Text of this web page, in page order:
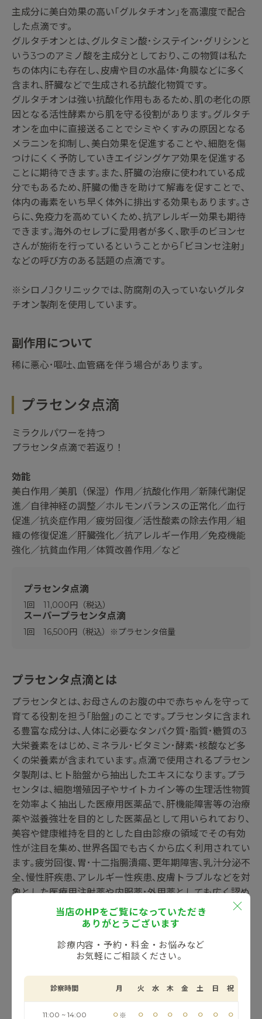
主成分に美白効果の高い｢グルタチオン｣を高濃度で配合
した点滴です｡
グルタチオンとは､グルタミン酸･システイン･グリシンと
いう3つのアミノ酸を主成分としており､この物質は私た
ちの体内にも存在し､皮膚や目の水晶体･角膜などに多く
含まれ､肝臓などで生成される抗酸化物質です｡
グルタチオンは強い抗酸化作用もあるため､肌の老化の原
因となる活性酵素から肌を守る役割があります｡グルタチ
オンを血中に直接送ることでシミやくすみの原因となる
メラニンを抑制し､美白効果を促進することや､細胞を傷
つけにくく予防していきエイジングケア効果を促進する
ことに期待できます｡また､肝臓の治療に使われている成
分でもあるため､肝臓の働きを助けて解毒を促すことで､
体内の毒素をいち早く体外に排出する効果もあります｡さ
らに､免疫力を高めていくため､抗アレルギー効果も期待
できます｡海外のセレブに愛用者が多く､歌手のビヨンセ
さんが施術を行っているということから｢ビヨンセ注射｣
などの呼び方のある話題の点滴です｡
※シロノJクリニックでは､防腐剤の入っていないグルタ
チオン製剤を使用しています｡
副作用について
稀に悪心･嘔吐､血管痛を伴う場合があります｡
プラセンタ点滴
ミラクルパワーを持つ
プラセンタ点滴で若返り！
効能
美白作用／美肌（保湿）作用／抗酸化作用／新陳代謝促
進／自律神経の調整／ホルモンバランスの正常化／血行
促進／抗炎症作用／疲労回復／活性酸素の除去作用／組
織の修復促進／肝臓強化／抗アレルギー作用／免疫機能
強化／抗貧血作用／体質改善作用／など
プラセンタ点滴
1回 11,000円（税込）
スーパープラセンタ点滴
1回 16,500円（税込）※プラセンタ倍量
プラセンタ点滴とは
プラセンタとは､お母さんのお腹の中で赤ちゃんを守って
育てる役割を担う｢胎盤｣のことです｡ プラセンタに含まれ
る豊富な成分は､人体に必要なタンパク質･脂質･糖質の3
大栄養素をはじめ､ミネラル･ビタミン･酵素･核酸など多
くの栄養素が含まれています｡点滴で使用されるプラセン
タ製剤は､ヒト胎盤から抽出したエキスになります｡プラ
センタは､細胞増殖因子やサイトカイン等の生理活性物質
を効率よく抽出した医療用医薬品で､肝機能障害等の治療
薬や滋養強壮を目的とした医薬品として用いられており､
美容や健康維持を目的とした自由診療の領域でその有効
性が注目を集め､世界各国でも古くから広く利用されてい
ます｡疲労回復､胃･十二指腸潰瘍､更年期障害､乳汁分泌不
全､慢性肝疾患､アレルギー性疾患､皮膚トラブルなどを対
象とした医療用注射薬や内服薬･外用薬としても広く認め
られています｡｢肌の調子が良くなった｣｢しみが薄くなっ
てきた｣｢肌のくすみが気にならなくなった｣｢肌にハリが
った｣などの美容効果のお声を多数いただいています｡ま
こりがなくなった｣｢起きるのが楽になった｣などの効果も
お声をいただきます｡
当店のHPをご覧になっていただき
ありがとうございます
診療内容・予約・料金・お悩みなど
お気軽にご相談ください。
診察時間 月 火 水 木 金 土 日 祝
11:00 ~ 14:00 ⚪︎ ※ ⚪︎ ⚪︎ ⚪︎ ⚪︎ ⚪︎ ⚪︎ ⚪︎